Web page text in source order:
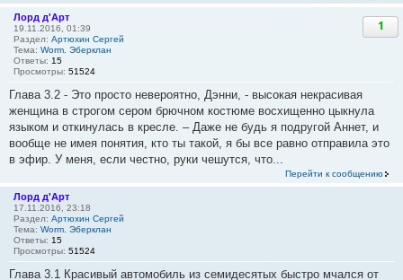
Лорд д'Арт
19.11.2016, 01:39
Раздел: Артюхин Сергей
Тема: Worm. Эберклан
Ответы: 15
Просмотры: 51524
1
Глава 3.2 - Это просто невероятно, Дэнни, - высокая некрасивая
женщина в строгом сером брючном костюме восхищенно цыкнула
языком и откинулась в кресле. – Даже не будь я подругой Аннет, и
вообще не имея понятия, кто ты такой, я бы все равно отправила это
в эфир. У меня, если честно, руки чешутся, что...
Перейти к сообщению
Лорд д'Арт
17.11.2016, 23:18
Раздел: Артюхин Сергей
Тема: Worm. Эберклан
Ответы: 15
Просмотры: 51524
Глава 3.1 Красивый автомобиль из семидесятых быстро мчался от